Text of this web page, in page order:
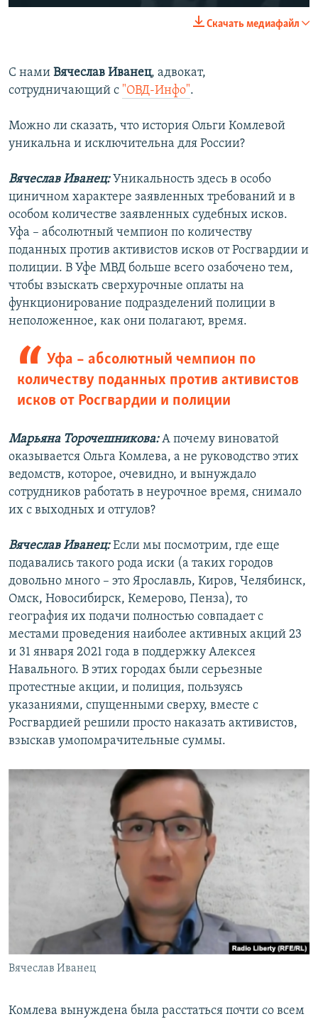
720p 1080p
Скачать медиафайл
С нами Вячеслав Иванец, адвокат,
сотрудничающий с "ОВД-Инфо".
Можно ли сказать, что история Ольги Комлевой
уникальна и исключительна для России?
Вячеслав Иванец:Уникальность здесь в особо
циничном характере заявленных требований и в
особом количестве заявленных судебных исков.
Уфа – абсолютный чемпион по количеству
поданных против активистов исков от Росгвардии и
полиции. В Уфе МВД больше всего озабочено тем,
чтобы взыскать сверхурочные оплаты на
функционирование подразделений полиции в
неположенное, как они полагают, время.
Уфа – абсолютный чемпион по
количеству поданных против активистов
исков от Росгвардии и полиции
Марьяна Торочешникова:А почему виноватой
оказывается Ольга Комлева, а не руководство этих
ведомств, которое, очевидно, и вынуждало
сотрудников работать в неурочное время, снимало
их с выходных и отгулов?
Вячеслав Иванец:Если мы посмотрим, где еще
подавались такого рода иски (а таких городов
довольно много – это Ярославль, Киров, Челябинск,
Омск, Новосибирск, Кемерово, Пенза), то
география их подачи полностью совпадает с
местами проведения наиболее активных акций 23
и 31 января 2021 года в поддержку Алексея
Навального. В этих городах были серьезные
протестные акции, и полиция, пользуясь
указаниями, спущенными сверху, вместе с
Росгвардией решили просто наказать активистов,
взыскав умопомрачительные суммы.
Вячеслав Иванец
Комлева вынуждена была расстаться почти со всем